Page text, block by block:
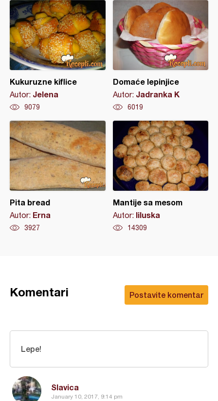
Kukuruzne kiflice
Autor: Jelena
9079
Domaće lepinjice
Autor: Jadranka K
6019
Pita bread
Autor: Erna
3927
Mantije sa mesom
Autor: liluska
14309
Postavite komentar
Komentari
Slavica
January 10, 2017, 9:14 pm
Lepe!